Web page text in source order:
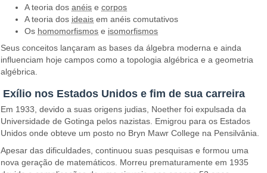
A teoria dosanéis ecorpos
A teoria dos ideais em anéis comutativos
Os homomorfismos e isomorfismos
Seus conceitos lançaram as bases da álgebra moderna e ainda
influenciam hoje campos como a topologia algébrica e a geometria
algébrica.
Exílio nos Estados Unidos e fim de sua carreira
Em 1933, devido a suas origens judias, Noether foi expulsada da
Universidade de Gotinga pelos nazistas. Emigrou para os Estados
Unidos onde obteve um posto no Bryn Mawr College na Pensilvânia.
Apesar das dificuldades, continuou suas pesquisas e formou uma
nova geração de matemáticos. Morreu prematuramente em 1935